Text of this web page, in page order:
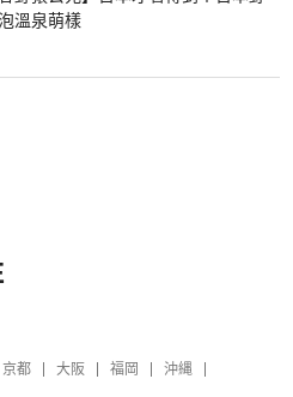
溫泉萌樣
京都 大阪 福岡 沖縄